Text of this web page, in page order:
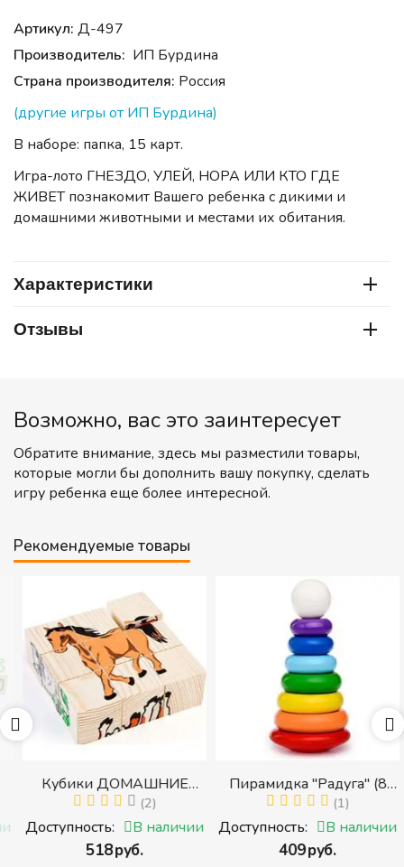
Артикул: Д-497
Производитель: ИП Бурдина
Страна производителя: Россия
(другие игры от ИП Бурдина)
В наборе: папка, 15 карт.
Игра-лото ГНЕЗДО, УЛЕЙ, НОРА ИЛИ КТО ГДЕ
ЖИВЕТ познакомит Вашего ребенка с дикими и
домашними животными и местами их обитания.
Характеристики
Отзывы
Возможно, вас это заинтересует
Обратите внимание, здесь мы разместили товары,
которые могли бы дополнить вашу покупку, сделать
игру ребенка еще более интересной.
Рекомендуемые товары
Кубики ДОМАШНИЕ
ЖИВОТНЫЕ (Томик)
(Набор кубиков
разрезных (складных))
(2)
Доступность: В наличии
‍518‍руб.
Пирамидка "Радуга" (8
деталей) (Пирамидка
среднего размера)
(1)
Доступность: В наличии
‍409‍руб.